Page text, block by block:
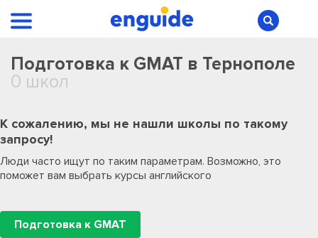
Подготовка к GMAT в Тернополе
0 школ
К сожалению, мы не нашли школы по такому
запросу!
Люди часто ищут по таким параметрам. Возможно, это
поможет вам выбрать курсы английского
Подготовка к GMAT